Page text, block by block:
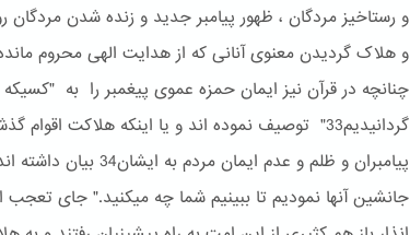
و رستاخیز مردگان ، ظهور پیامبر جدید و زنده شدن مردگان
و هلاک گردیدن معنوی آنانی که از هدایت الهی محروم
چنانچه در قرآن نیز ایمان حمزه عموی پیغمبر را به "کسیکه
گردانیدیم33" توصیف نموده اند و یا اینکه هلاکت
پیامبران و ظلم و عدم
جانشین آنها نمودیم تا ببینیم شما چه میکنید." جای تعجب